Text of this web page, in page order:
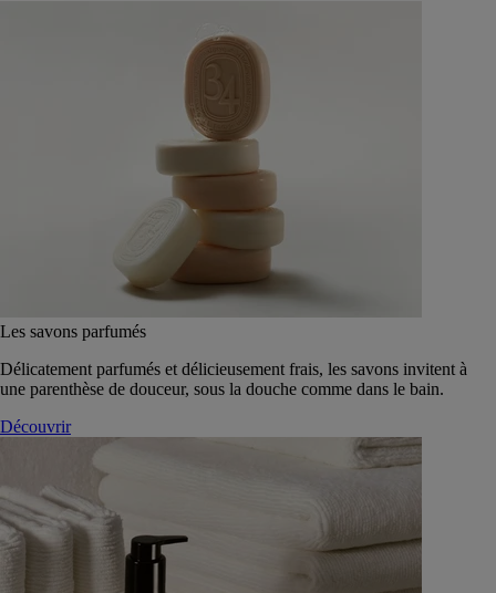
Les savons parfumés
Délicatement parfumés et délicieusement frais, les savons invitent à
une parenthèse de douceur, sous la douche comme dans le bain.
Découvrir